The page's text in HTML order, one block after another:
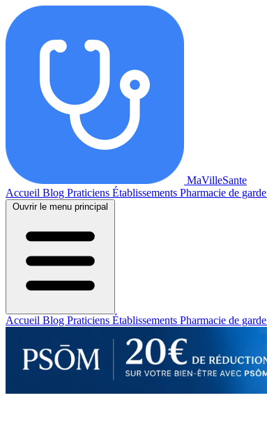
MaVilleSante
Accueil Blog Praticiens Établissements Pharmacie de garde
Ouvrir le menu principal
Accueil Blog Praticiens Établissements Pharmacie de garde